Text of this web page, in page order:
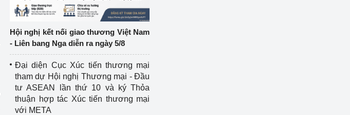
Hội nghị kết nối giao thương Việt Nam
- Liên bang Nga diễn ra ngày 5/8
Đại diện Cục Xúc tiến thương mại
tham dự Hội nghị Thương mại - Đầu
tư ASEAN lần thứ 10 và ký Thỏa
thuận hợp tác Xúc tiến thương mại
với META